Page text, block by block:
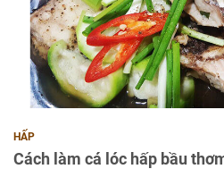
HẤP
Cách làm cá lóc hấp bầu